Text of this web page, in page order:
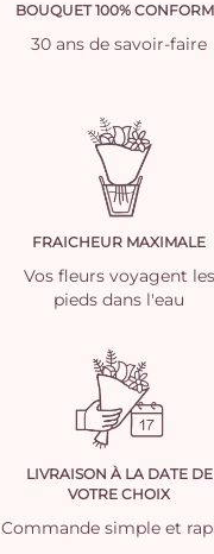
BOUQUET 100%
30 ans de savoir-faire
FRAICHEUR MAXIMALE
Vos fleurs voyagent les
pieds dans l'eau
LIVRAISON À LA DATE DE
VOTRE CHOIX
Commande simple et